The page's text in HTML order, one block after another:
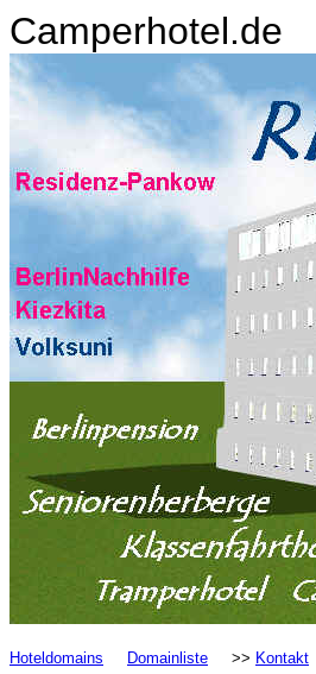
Camperhotel.de
Hoteldomains Domainliste >> Kontakt